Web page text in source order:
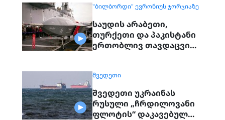
მოქალაქეებს
"ᲑᲘᲚᲑᲝᲠᲓᲘ" ᲔᲕᲠᲝᲜᲘᲣᲡ ᲯᲝᲠᲯᲘᲐᲖᲔ
საუდის არაბეთი,
თურქეთი და პაკისტანი
ერთობლივ თავდაცვით
ᲨᲕᲔᲓᲔᲗᲘ
შვედეთი უკრაინას
რუსული „ჩრდილოვანი
ფლოტის“ დაკავებულ